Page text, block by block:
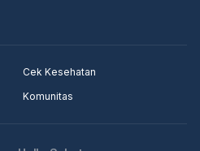
Cek Kesehatan
Komunitas